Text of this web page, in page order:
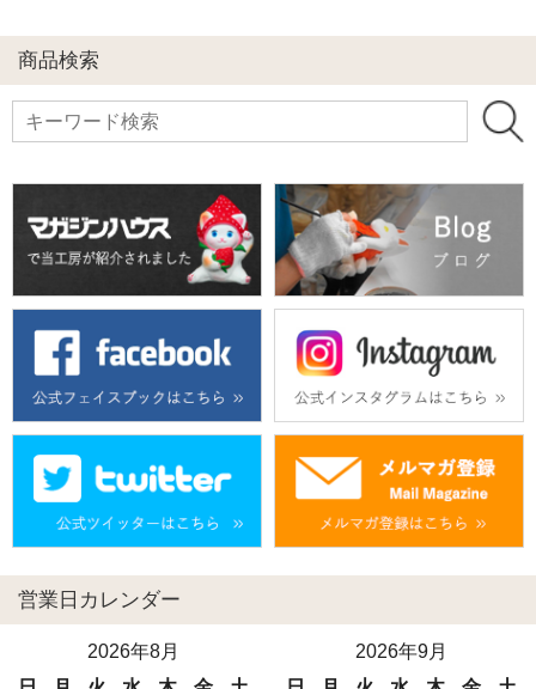
商品検索
営業日カレンダー
2026年8月
2026年9月